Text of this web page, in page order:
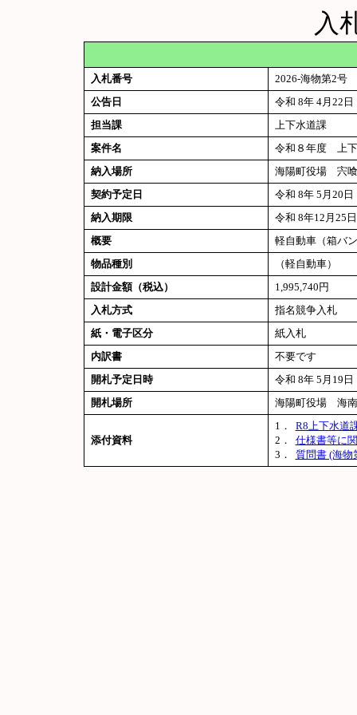
入
入札番号
2026-海物第2号
公告日
令和 8年 4月22日
担当課
上下水道課
案件名
令和８年度 上下
納入場所
海陽町役場 宍
契約予定日
令和 8年 5月20日
納入期限
令和 8年12月25日
概要
軽自動車（箱バ
物品種別
（軽自動車）
設計金額（税込）
1,995,740円
入札方式
指名競争入札
紙・電子区分
紙入札
内訳書
不要です
開札予定日時
令和 8年 5月19
開札場所
海陽町役場 海
添付資料
1． R8上下水道
2． 仕様書等に
3． 質問書 (海物